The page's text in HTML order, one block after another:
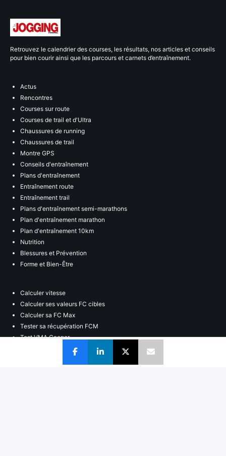
Retrouvez le calendrier des courses, les résultats, nos articles et conseils
pour bien courir ainsi que les parcours et carnets d’entraînement.
Actus
Rencontres
Courses sur route
Courses de trail et d'Ultra
Chaussures de running
Chaussures de trail
Montre GPS
Conseils d'entraînement
Plans d'entraînement
Entraînement route
Entraînement trail
Plans d'entraînement semi-marathons
Plan d'entraînement marathon
Plan d'entraînement 10km
Nutrition
Blessures et Prévention
Forme et Bien-Être
Calculer vitesse
Calculer ses valeurs FC cibles
Calculer sa FC Max
Tester sa récupération FCM
Test VMA Cooper
Qui sommes nous ?